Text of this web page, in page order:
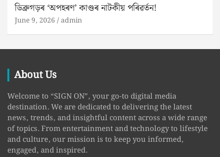
ডিব্ৰুগড়ৰ ‘অপহৰণ’ কাণ্ডৰ নাটকীয় পৰিৱৰ্তন!
June 9, 2026 admin
About Us
Welcome to “SIGN ON”, your go-to digital media
destination. We are dedicated to delivering the latest
news, trends, and insightful content across a wide range
of topics. From entertainment and technology to lifestyle
and culture, our mission is to keep you informed,
engaged, and inspired.